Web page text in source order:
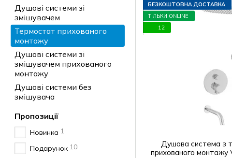
БЕЗКОШТОВНА ДОСТАВКА
ТІЛЬКИ ONLINE
12
Душова система з
прихованого монтажу
Душові системи зі
змішувачем
Термостат прихованого
монтажу
Душові системи зі
змішувачем прихованого
монтажу
Душові системи без
змішувача
Пропозиції
Новинка 1
Подарунок 10